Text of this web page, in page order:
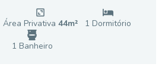
Área Privativa 44m² 1 Dormitório
1 Banheiro